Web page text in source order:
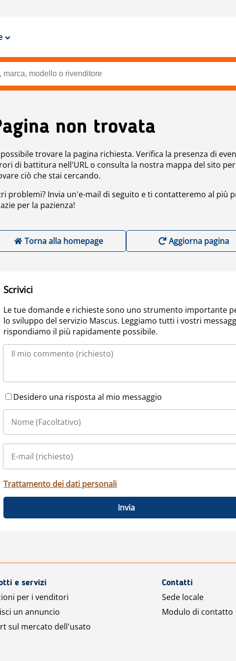
non trovata
trovare la pagina richiesta. Verifica la presenza di
di battitura nell'URL o consulta la nostra mappa del sito per
ciò che stai cercando.
problemi? Invia un'e-mail di seguito e ti contatteremo al più
per la pazienza!
Torna alla homepage Aggiorna pagina
Scrivici
Le tue domande e richieste sono uno strumento importante
lo sviluppo del servizio Mascus. Leggiamo tutti i vostri
rispondiamo il più rapidamente possibile.
Desidero una risposta al mio messaggio
Trattamento dei dati personali
Invia
e servizi
per i venditori
un annuncio
sul mercato dell'usato
Contatti
Sede locale
Modulo di contatto